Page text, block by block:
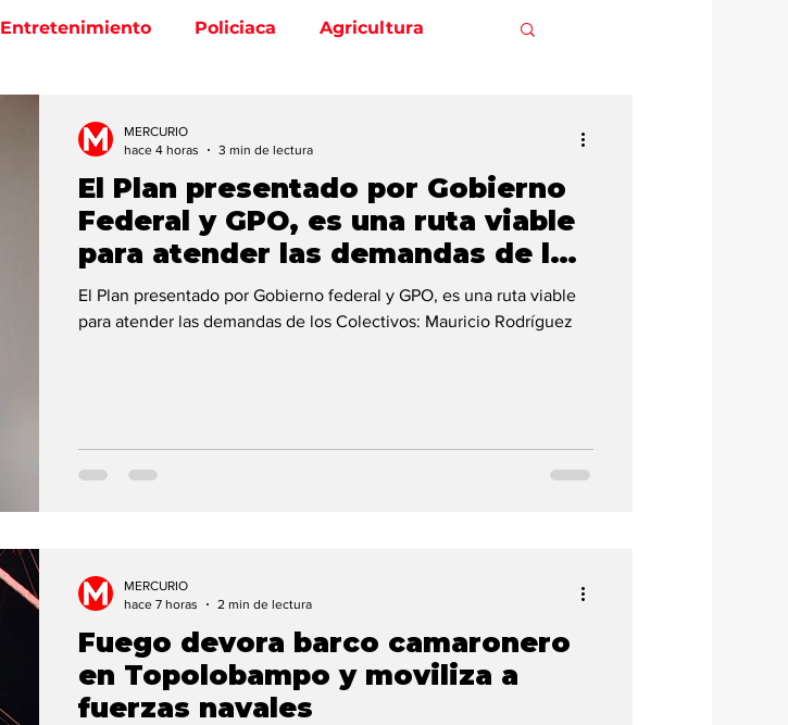
Entretenimiento Policiaca Agricultura
El Plan presentado por Gobierno
Federal y GPO, es una ruta viable
para atender las demandas de los
Colectivos: Mauricio Rodríguez
El Plan presentado por Gobierno federal y GPO, es una ruta viable
para atender las demandas de los Colectivos: Mauricio Rodríguez
MERCURIO
hace 4 horas
3 min de lectura
Fuego devora barco camaronero
en Topolobampo y moviliza a
fuerzas navales
MERCURIO
hace 7 horas
2 min de lectura